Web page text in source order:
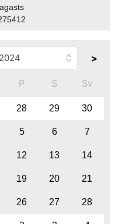
>
P S Sv
28 29 30
5 6 7
12 13 14
19 20 21
26 27 28